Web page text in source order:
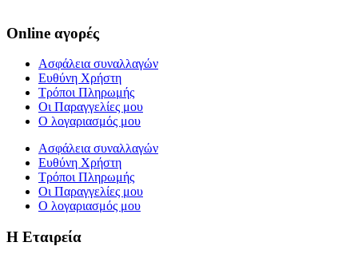
Online αγορές
Ασφάλεια συναλλαγών
Ευθύνη Χρήστη
Τρόποι Πληρωμής
Οι Παραγγελίες μου
Ο λογαριασμός μου
Ασφάλεια συναλλαγών
Ευθύνη Χρήστη
Τρόποι Πληρωμής
Οι Παραγγελίες μου
Ο λογαριασμός μου
Η Εταιρεία